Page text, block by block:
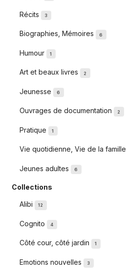
Récits 3
Biographies, Mémoires 6
Humour 1
Art et beaux livres 2
Jeunesse 6
Ouvrages de documentation 2
Pratique 1
Vie quotidienne, Vie de la famille
Jeunes adultes 6
Collections
Alibi 12
Cognito 4
Côté cour, côté jardin 1
Emotions nouvelles 3